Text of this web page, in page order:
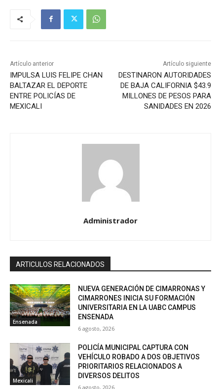
Artículo anterior
IMPULSA LUIS FELIPE CHAN
BALTAZAR EL DEPORTE
ENTRE POLICÍAS DE
MEXICALI
Artículo siguiente
DESTINARON AUTORIDADES
DE BAJA CALIFORNIA $43.9
MILLONES DE PESOS PARA
SANIDADES EN 2026
Administrador
ARTICULOS RELACIONADOS
Ensenada
NUEVA GENERACIÓN DE CIMARRONAS Y
CIMARRONES INICIA SU FORMACIÓN
UNIVERSITARIA EN LA UABC CAMPUS
ENSENADA
6 agosto, 2026
Mexicali
POLICÍA MUNICIPAL CAPTURA CON
VEHÍCULO ROBADO A DOS OBJETIVOS
PRIORITARIOS RELACIONADOS A
DIVERSOS DELITOS
6 agosto, 2026